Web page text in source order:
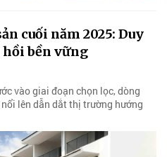
cuối năm 2025: Duy
bền vững
vào giai đoạn chọn lọc, dòng
lên dẫn dắt thị trường hướng